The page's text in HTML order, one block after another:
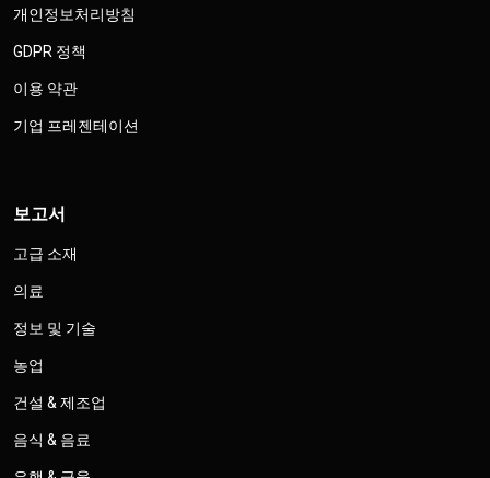
개인정보처리방침
GDPR 정책
이용 약관
기업 프레젠테이션
보고서
고급 소재
의료
정보 및 기술
농업
건설 & 제조업
음식 & 음료